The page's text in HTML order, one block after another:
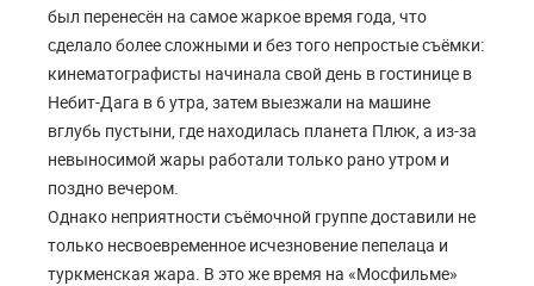
был перенесён на самое жаркое время года, что
сделало более сложными и без того непростые съёмки:
кинематографисты начинала свой день в гостинице в
Небит-Дага в 6 утра, затем выезжали на машине
вглубь пустыни, где находилась планета Плюк, а из-за
невыносимой жары работали только рано утром и
поздно вечером.
Однако неприятности съёмочной группе доставили не
только несвоевременное исчезновение пепелаца и
туркменская жара. В это же время на «Мосфильме»